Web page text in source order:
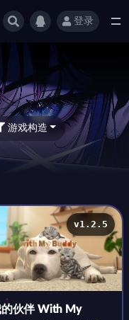
登录
游戏构造
v1.2.5
伙伴 With My